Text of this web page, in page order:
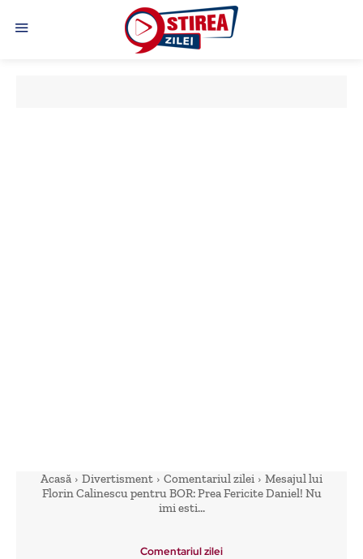
Acasă Divertisment Comentariul zilei
Mesajul lui
Florin Calinescu pentru BOR: Prea Fericite Daniel! Nu
imi esti...
Comentariul zilei